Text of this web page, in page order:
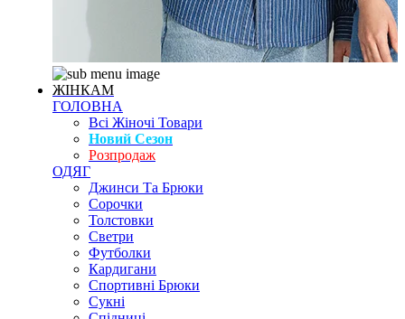
ЖІНКАМ
ГОЛОВНА
Всі Жіночі Товари
Новий Сезон
Розпродаж
ОДЯГ
Джинси Та Брюки
Сорочки
Толстовки
Светри
Футболки
Кардигани
Спортивні Брюки
Сукні